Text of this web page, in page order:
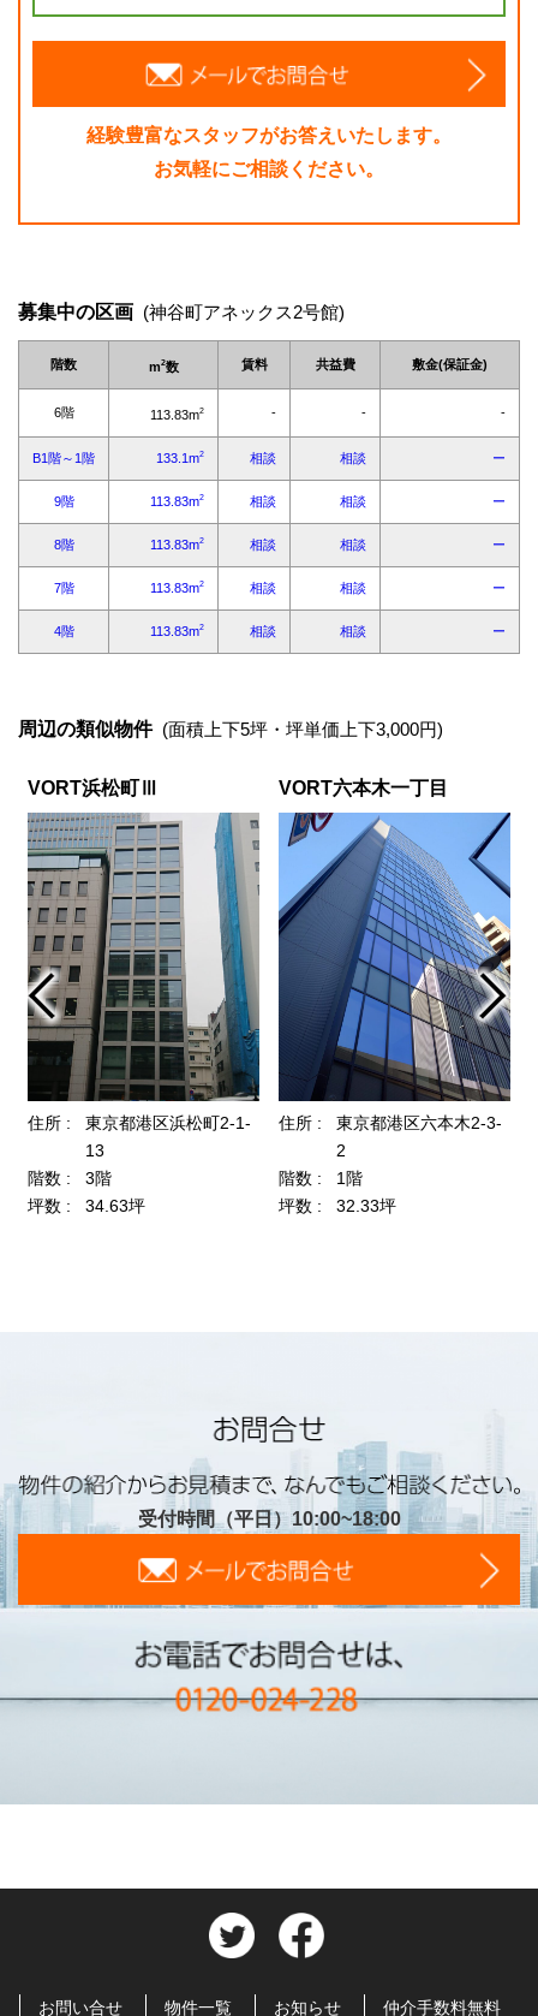
経験豊富なスタッフがお答えいたします。
お気軽にご相談ください。
募集中の区画 (神谷町アネックス2号館)
周辺の類似物件 (面積上下5坪・坪単価上下3,000円)
受付時間（平日）10:00~18:00
お問い合せ 物件一覧 お知らせ 仲介手数料無料